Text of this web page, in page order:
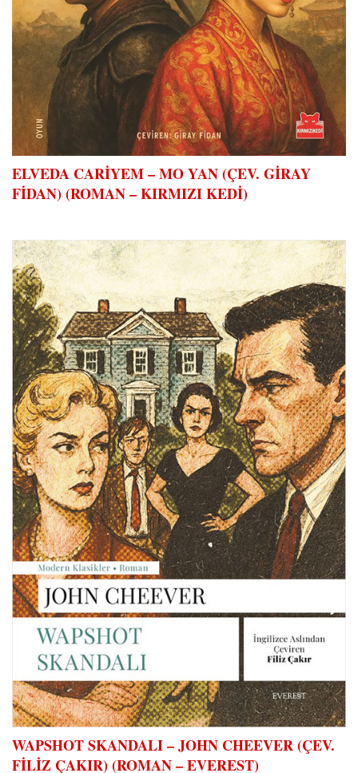
ELVEDA CARİYEM – MO YAN (ÇEV. GİRAY
FİDAN) (ROMAN – KIRMIZI KEDİ)
WAPSHOT SKANDALI – JOHN CHEEVER (ÇEV.
FİLİZ ÇAKIR) (ROMAN – EVEREST)